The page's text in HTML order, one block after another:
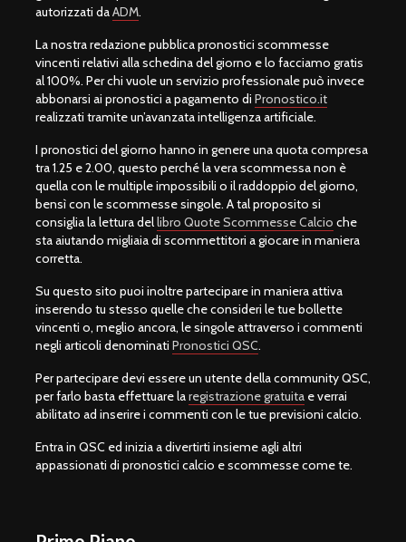
autorizzati daADM.
La nostra redazione pubblica pronostici scommesse
vincenti relativi alla schedina del giorno e lo facciamo gratis
al 100%. Per chi vuole un servizio professionale può invece
abbonarsi ai pronostici a pagamento di Pronostico.it
realizzati tramite un’avanzata intelligenza artificiale.
I pronostici del giorno hanno in genere una quota compresa
tra 1.25 e 2.00, questo perché la vera scommessa non è
quella con le multiple impossibili o il raddoppio del giorno,
bensì con le scommesse singole. A tal proposito si
consiglia la lettura dellibro Quote Scommesse Calcio che
sta aiutando migliaia di scommettitori a giocare in maniera
corretta.
Su questo sito puoi inoltre partecipare in maniera attiva
inserendo tu stesso quelle che consideri le tue bollette
vincenti o, meglio ancora, le singole attraverso i commenti
negli articoli denominati Pronostici QSC.
Per partecipare devi essere un utente della community QSC,
per farlo basta effettuare laregistrazione gratuita e verrai
abilitato ad inserire i commenti con le tue previsioni calcio.
Entra in QSC ed inizia a divertirti insieme agli altri
appassionati di pronostici calcio e scommesse come te.